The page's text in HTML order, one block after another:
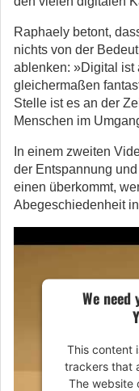
Raphaely betont,
nichts von der
ablenken: »Digital ist
gleichermaßen
Stelle ist es an der
Menschen im
In einem zweiten
der Entspannung
einen überkommt,
Abegeschiedenheit
We
This content
trackers that
The website